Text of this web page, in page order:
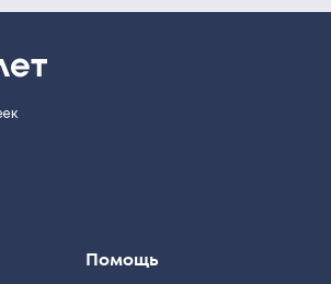
Помощь